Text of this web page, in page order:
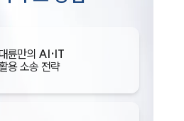
륜만의 AI·IT
용 소송 전략